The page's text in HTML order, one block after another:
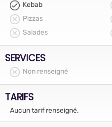
Kebab
Pizzas
Salades
SERVICES
Non renseigné
TARIFS
Aucun tarif renseigné.